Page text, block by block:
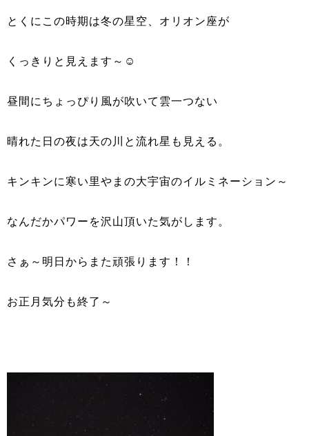
とくにこの時期は冬の星空、オリオン座が
くっきりと見えます～☺
昼間にちょっぴり風が吹いて雲一つない
晴れた日の夜は天の川と流れ星も見える。
キンキンに寒い里やまの大宇宙のイルミネーション～
なんだかパワーを沢山頂いた気がします。
さぁ～明日からまた頑張ります！！
お正月気分も終了～